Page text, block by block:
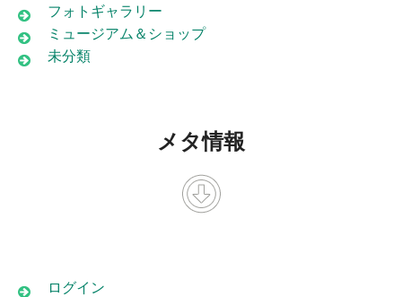
フォトギャラリー
ミュージアム＆ショップ
未分類
メタ情報
ログイン